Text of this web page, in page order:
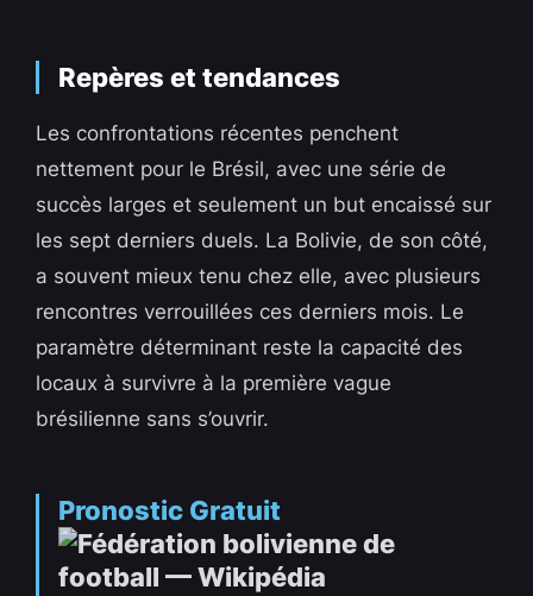
Repères et tendances
Les confrontations récentes penchent
nettement pour le Brésil, avec une série de
succès larges et seulement un but encaissé sur
les sept derniers duels. La Bolivie, de son côté,
a souvent mieux tenu chez elle, avec plusieurs
rencontres verrouillées ces derniers mois. Le
paramètre déterminant reste la capacité des
locaux à survivre à la première vague
brésilienne sans s’ouvrir.
Pronostic Gratuit